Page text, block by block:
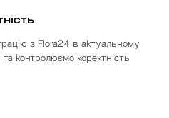
з Flora24 в актуальному
контролюємо коректність